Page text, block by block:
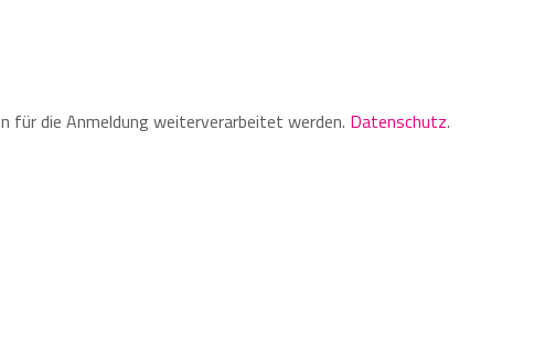
für die Anmeldung weiterverarbeitet werden. Datenschutz.